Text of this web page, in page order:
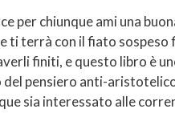
per chiunque ami una
ti terrà con il fiato sospeso
finiti, e questo libro è
del pensiero anti-
sia interessato alle